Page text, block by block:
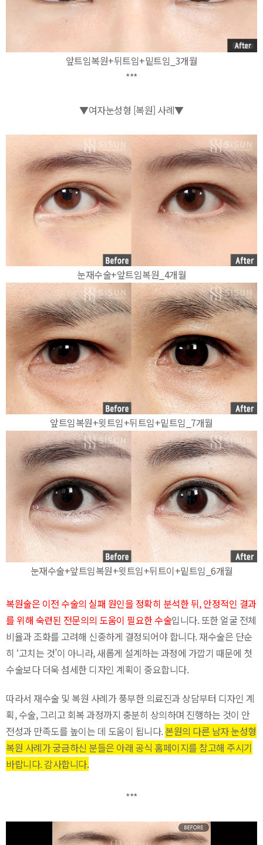
앞트임복원+뒤트임+밑트임_3개월
***
▼여자눈성형 [복원] 사례▼
눈재수술+앞트임복원_4개월
앞트임복원+윗트임+뒤트임+밑트임_7개월
눈재수술+앞트임복원+윗트임+뒤트이+밑트임_6개월
복원술은 이전 수술의 실패 원인을 정확히 분석한 뒤, 안정적인 결과
를 위해 숙련된 전문의의 도움이 필요한 수술입니다. 또한 얼굴 전체
비율과 조화를 고려해 신중하게 결정되어야 합니다. 재수술은 단순
히 ‘고치는 것’이 아니라, 새롭게 설계하는 과정에 가깝기 때문에 첫
수술보다 더욱 섬세한 디자인 계획이 중요합니다.
따라서 재수술 및 복원 사례가 풍부한 의료진과 상담부터 디자인 계
획, 수술, 그리고 회복 과정까지 충분히 상의하며 진행하는 것이 안
전성과 만족도를 높이는 데 도움이 됩니다.본원의 다른 남자 눈성형
복원 사례가 궁금하신 분들은 아래 공식 홈페이지를 참고해 주시기
바랍니다. 감사합니다.
***